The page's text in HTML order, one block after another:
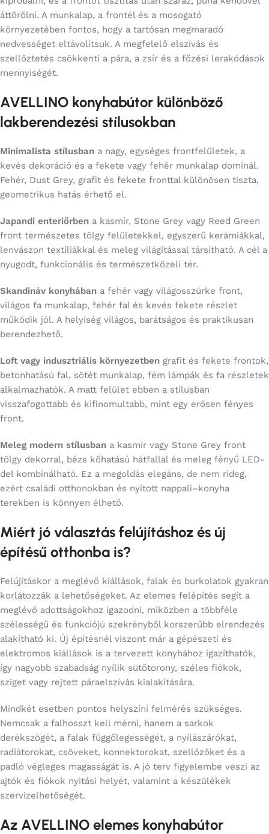
áttörölni. A munkalap, a frontél és a mosogató
környezetében fontos, hogy a tartósan megmaradó
nedvességet eltávolítsuk. A megfelelő elszívás és
szellőztetés csökkenti a pára, a zsír és a főzési lerakódások
mennyiségét.
AVELLINO konyhabútor különböző
lakberendezési stílusokban
Minimalista stílusban a nagy, egységes frontfelületek, a
kevés dekoráció és a fekete vagy fehér munkalap dominál.
Fehér, Dust Grey, grafit és fekete fronttal különösen tiszta,
geometrikus hatás érhető el.
Japandi enteriőrben a kasmír, Stone Grey vagy Reed Green
front természetes tölgy felületekkel, egyszerű kerámiákkal,
lenvászon textíliákkal és meleg világítással társítható. A cél a
nyugodt, funkcionális és természetközeli tér.
Skandináv konyhában a fehér vagy világosszürke front,
világos fa munkalap, fehér fal és kevés fekete részlet
működik jól. A helyiség világos, barátságos és praktikusan
berendezhető.
Loft vagy indusztriális környezetben grafit és fekete frontok,
betonhatású fal, sötét munkalap, fém lámpák és fa részletek
alkalmazhatók. A matt felület ebben a stílusban
visszafogottabb és kifinomultabb, mint egy erősen fényes
front.
Meleg modern stílusban a kasmír vagy Stone Grey front
tölgy dekorral, bézs kőhatású hátfallal és meleg fényű LED-
del kombinálható. Ez a megoldás elegáns, de nem rideg,
ezért családi otthonokban és nyitott nappali–konyha
terekben is könnyen élhető.
Miért jó választás felújításhoz és új
építésű otthonba is?
Felújításkor a meglévő kiállások, falak és burkolatok gyakran
korlátozzák a lehetőségeket. Az elemes felépítés segít a
meglévő adottságokhoz igazodni, miközben a többféle
szélességű és funkciójú szekrényből korszerűbb elrendezés
alakítható ki. Új építésnél viszont már a gépészeti és
elektromos kiállások is a tervezett konyhához igazíthatók,
így nagyobb szabadság nyílik sütőtorony, széles fiókok,
sziget vagy rejtett páraelszívás kialakítására.
Mindkét esetben pontos helyszíni felmérés szükséges.
Nemcsak a falhosszt kell mérni, hanem a sarkok
derékszögét, a falak függőlegességét, a nyílászárókat,
radiátorokat, csöveket, konnektorokat, szellőzőket és a
padló végleges magasságát is. A jó terv figyelembe veszi az
ajtók és fiókok nyitási helyét, valamint a készülékek
szervizelhetőségét.
Az AVELLINO elemes konyhabútor